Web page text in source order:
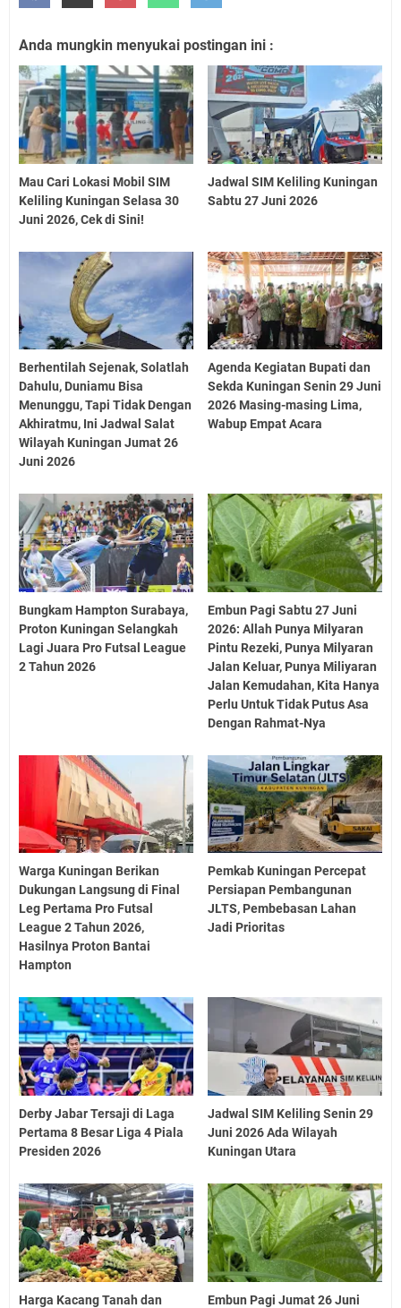
Anda mungkin menyukai postingan ini :
Mau Cari Lokasi Mobil SIM
Keliling Kuningan Selasa 30
Juni 2026, Cek di Sini!
Jadwal SIM Keliling Kuningan
Sabtu 27 Juni 2026
Berhentilah Sejenak, Solatlah
Dahulu, Duniamu Bisa
Menunggu, Tapi Tidak Dengan
Akhiratmu, Ini Jadwal Salat
Wilayah Kuningan Jumat 26
Juni 2026
Agenda Kegiatan Bupati dan
Sekda Kuningan Senin 29 Juni
2026 Masing-masing Lima,
Wabup Empat Acara
Bungkam Hampton Surabaya,
Proton Kuningan Selangkah
Lagi Juara Pro Futsal League
2 Tahun 2026
Embun Pagi Sabtu 27 Juni
2026: Allah Punya Milyaran
Pintu Rezeki, Punya Milyaran
Jalan Keluar, Punya Miliyaran
Jalan Kemudahan, Kita Hanya
Perlu Untuk Tidak Putus Asa
Dengan Rahmat-Nya
Warga Kuningan Berikan
Dukungan Langsung di Final
Leg Pertama Pro Futsal
League 2 Tahun 2026,
Hasilnya Proton Bantai
Hampton
Pemkab Kuningan Percepat
Persiapan Pembangunan
JLTS, Pembebasan Lahan
Jadi Prioritas
Derby Jabar Tersaji di Laga
Pertama 8 Besar Liga 4 Piala
Presiden 2026
Jadwal SIM Keliling Senin 29
Juni 2026 Ada Wilayah
Kuningan Utara
Harga Kacang Tanah dan
Embun Pagi Jumat 26 Juni